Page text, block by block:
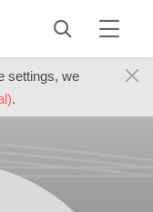
settings, we
.